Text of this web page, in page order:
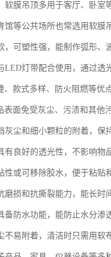
软膜吊顶多用于客厅、卧室
馆等公共场所也常选用软膜
，可塑性强，能制作弧形、
LED灯带配合使用，通过透
款式多样、防火阻燃等优
表面免受灰尘、污渍和其他
尘和细小颗粒的附着，保
良好的透光性，不影响物
或可移除胶水，便于粘贴
损和抗撕裂能力，能长时
防水功能，能防止水分渗
易附着，清洁时只需用软